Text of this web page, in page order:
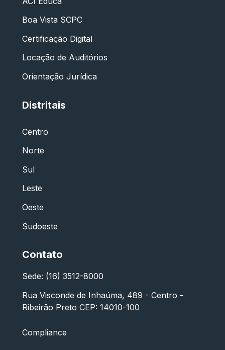
Boa Vista SCPC
Certificação Digital
Locação de Auditórios
Orientação Jurídica
Distritais
Centro
Norte
Sul
Leste
Oeste
Sudoeste
Contato
Sede: (16) 3512-8000
Rua Visconde de Inhaúma, 489 - Centro -
Ribeirão Preto CEP: 14010-100
Compliance